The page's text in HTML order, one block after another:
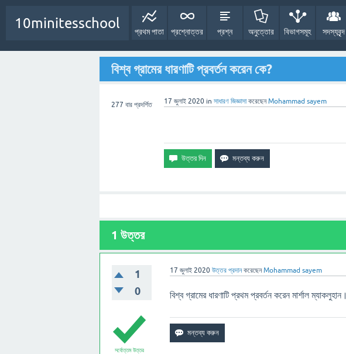
10minitesschool
প্রথম পাতা প্রশ্নোত্তর প্রশ্ন অনুত্তোর বিভাগসমূহ সদস্যবৃন্দ
বিশ্ব গ্রামের ধারণাটি প্রবর্তন করেন কে?
277 বার প্রদর্শিত 17 জুলাই 2020 in সাধারণ জিজ্ঞাসা করেছেনMohammad sayem
1 উত্তর
1
0
17 জুলাই 2020 উত্তর প্রদান করেছেনMohammad sayem
সর্বোত্তম উত্তর
বিশ্ব গ্রামের ধারণাটি প্রথম প্রবর্তন করেন মার্শাল ম্যাকলুহান।